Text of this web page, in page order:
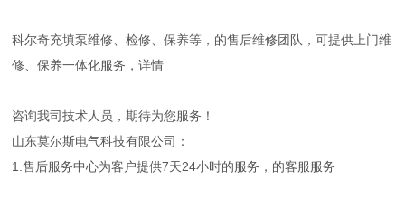
科尔奇充填泵维修、检修、保养等，的售后维修团队，可提供上门维
修、保养一体化服务，详情
咨询我司技术人员，期待为您服务！
山东莫尔斯电气科技有限公司：
1.售后服务中心为客户提供7天24小时的服务，的客服服务